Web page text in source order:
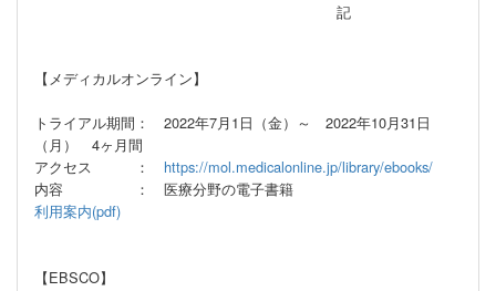
記
【メディカルオンライン】
トライアル期間： 2022年7月1日（金）～ 2022年10月31日
（月） 4ヶ月間
アクセス ： https://mol.medicalonline.jp/library/ebooks/
内容 ： 医療分野の電子書籍
利用案内(pdf)
【EBSCO】